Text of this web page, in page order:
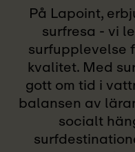
På Lapoint,
surfresa - vi
surfupplevelse
kvalitet. Med
gott om tid i
balansen av
socialt